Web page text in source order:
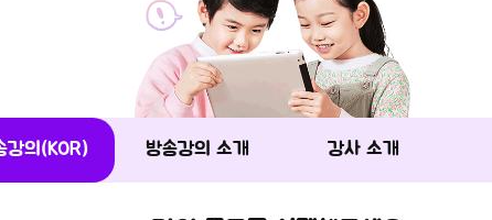
강의(KOR) 방송강의 소개 강사 소개